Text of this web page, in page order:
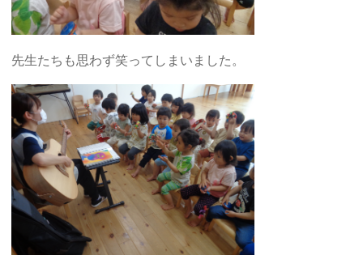
先生たちも思わず笑ってしまいました。